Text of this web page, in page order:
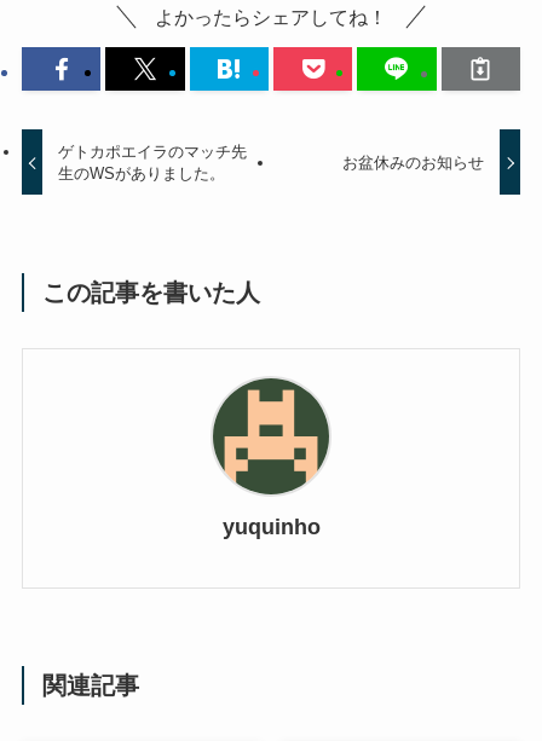
よかったらシェアしてね！
ゲトカポエイラのマッチ先
生のWSがありました。
お盆休みのお知らせ
この記事を書いた人
yuquinho
関連記事